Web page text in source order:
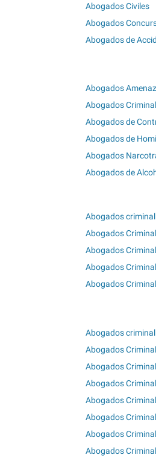
Abogados Civiles
Abogados
Abogados de
Abogados
Abogados
Abogados de
Abogados de
Abogados
Abogados de
Abogados
Abogados
Abogados
Abogados
Abogados
Abogados
Abogados
Abogados
Abogados
Abogados
Abogados
Abogados
Abogados